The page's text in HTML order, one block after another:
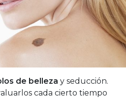
de belleza y seducción.
cada cierto tiempo